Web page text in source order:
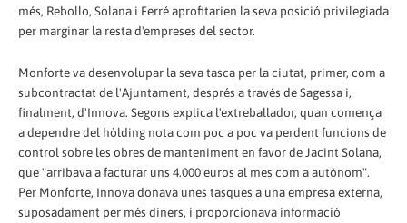
més, Rebollo, Solana i Ferré aprofitarien la seva posició privilegiada
per marginar la resta d'empreses del sector.
Monforte va desenvolupar la seva tasca per la ciutat, primer, com a
subcontractat de l'Ajuntament, després a través de Sagessa i,
finalment, d'Innova. Segons explica l'extreballador, quan comença
a dependre del hòlding nota com poc a poc va perdent funcions de
control sobre les obres de manteniment en favor de Jacint Solana,
que "arribava a facturar uns 4.000 euros al mes com a autònom".
Per Monforte, Innova donava unes tasques a una empresa externa,
suposadament per més diners, i proporcionava informació